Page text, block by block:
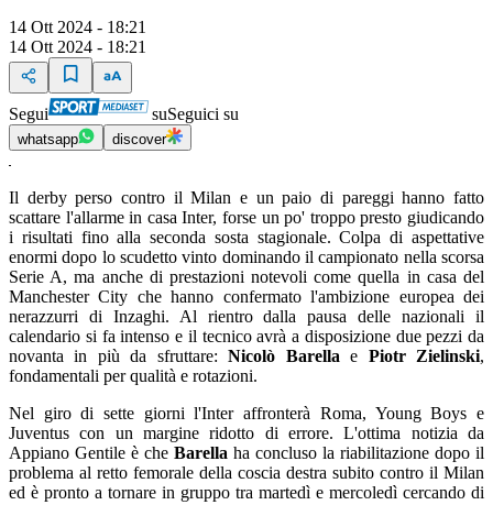
14 Ott 2024 - 18:21
14 Ott 2024 - 18:21
Segui suSeguici su
whatsapp discover
Il derby perso contro il Milan e un paio di pareggi hanno fatto
scattare l'allarme in casa Inter, forse un po' troppo presto giudicando
i risultati fino alla seconda sosta stagionale. Colpa di aspettative
enormi dopo lo scudetto vinto dominando il campionato nella scorsa
Serie A, ma anche di prestazioni notevoli come quella in casa del
Manchester City che hanno confermato l'ambizione europea dei
nerazzurri di Inzaghi. Al rientro dalla pausa delle nazionali il
calendario si fa intenso e il tecnico avrà a disposizione due pezzi da
novanta in più da sfruttare:Nicolò Barella e Piotr Zielinski,
fondamentali per qualità e rotazioni.
Nel giro di sette giorni l'Inter affronterà Roma, Young Boys e
Juventus con un margine ridotto di errore. L'ottima notizia da
Appiano Gentile è che Barella ha concluso la riabilitazione dopo il
problema al retto femorale della coscia destra subito contro il Milan
ed è pronto a tornare in gruppo tra martedì e mercoledì cercando di